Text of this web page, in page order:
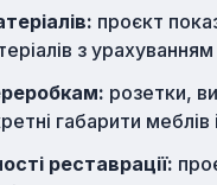
проєкт
з
розетки,
габарити меблів
реставрації: